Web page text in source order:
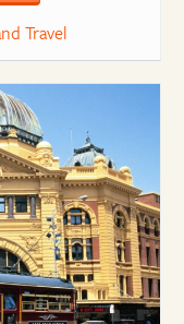
Travel